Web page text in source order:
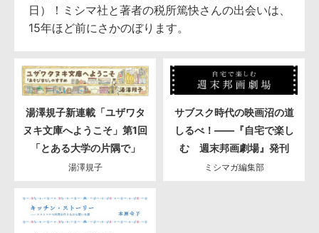
日）！ミシマ社と著者の税所篤快さんの出会いは、
15年ほど前にさかのぼります。
湯澤規子新連載「ユザワタ
ヌキ文庫へようこそ」第1回
「とある大学の片隅で」
湯澤規子
サブスク時代の映画沼の道
しるべ！――『自宅で楽し
む 週末邦画劇場』発刊
ミシマガ編集部